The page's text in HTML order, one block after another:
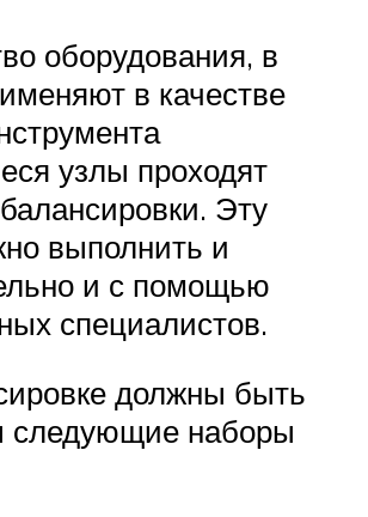
оборудования, в
в качестве
узлы проходят
Эту
выполнить и
и с помощью
специалистов.
должны быть
следующие наборы